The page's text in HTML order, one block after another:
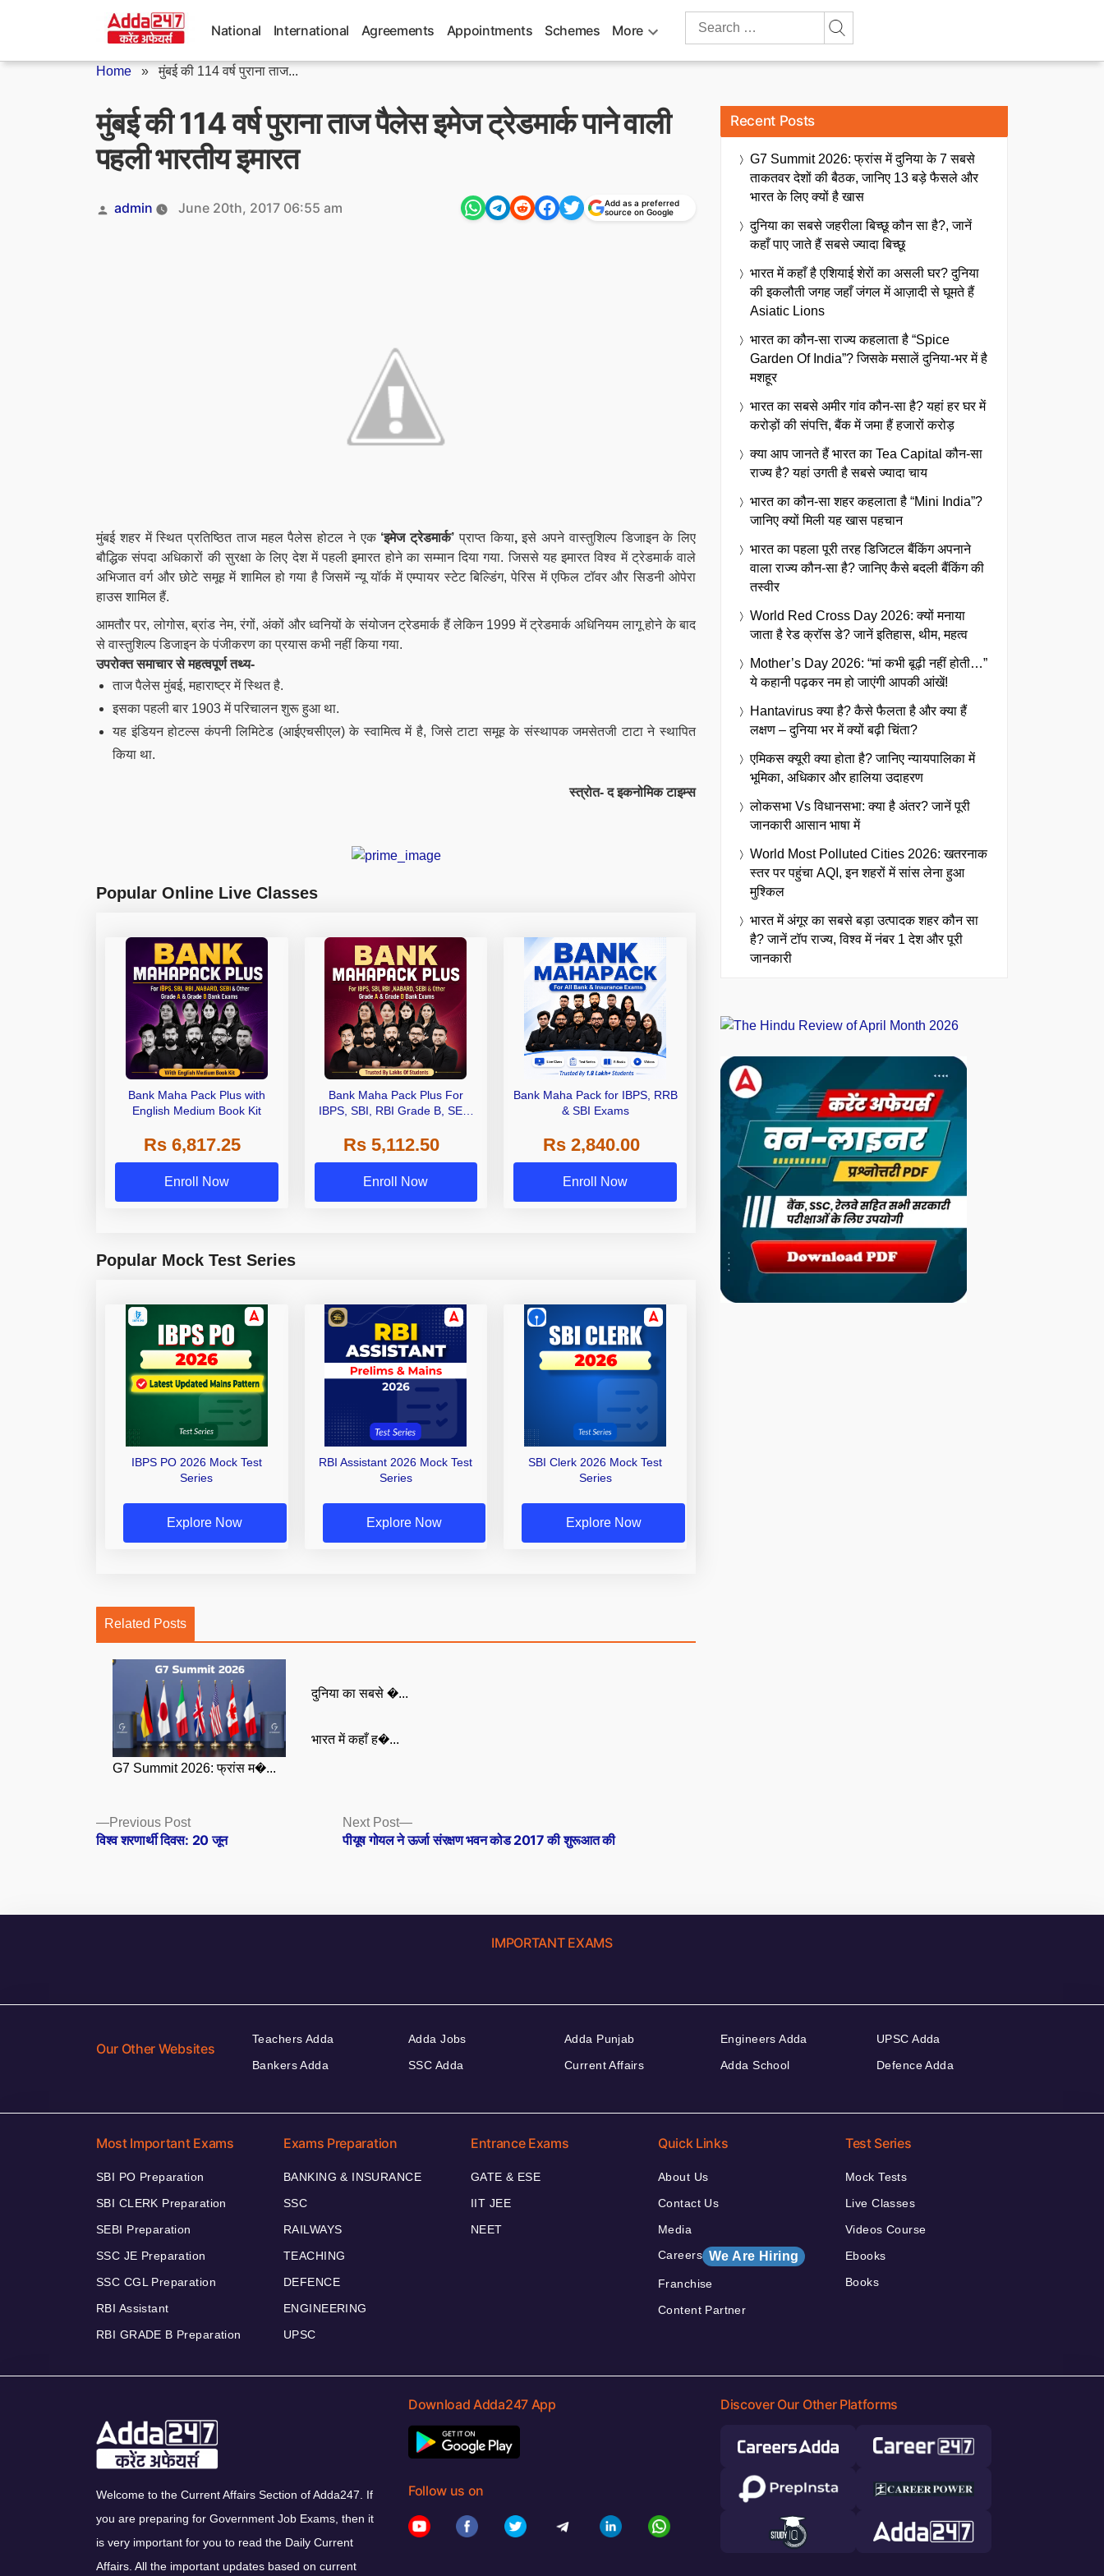
National International Agreements Appointments Schemes More
Search
Home »मुंबई की 114 वर्ष पुराना ताज...
मुंबई की 114 वर्ष पुराना ताज पैलेस इमेज ट्रेडमार्क पाने वाली
पहली भारतीय इमारत
Posted
admin June 20th, 2017 06:55 am
Add as a preferred
source on Google
मुंबई शहर में स्थित प्रतिष्ठित ताज महल पैलेस होटल ने एक ‘इमेज ट्रेडमार्क’प्राप्त किया,इसे अपने वास्तुशिल्प डिजाइन के लिए
बौद्धिक संपदा अधिकारों की सुरक्षा के लिए देश में पहली इमारत होने का सम्मान दिया गया. जिससे यह इमारत विश्व में ट्रेडमार्क वाले
अभिजात वर्ग और छोटे समूह में शामिल हो गया है जिसमें न्यू यॉर्क में एम्पायर स्टेट बिल्डिंग, पेरिस में एफिल टॉवर और सिडनी ओपेरा
हाउस शामिल हैं.
आमतौर पर, लोगोस, ब्रांड नेम, रंगों, अंकों और ध्वनियों के संयोजन ट्रेडमार्क हैं लेकिन 1999 में ट्रेडमार्क अधिनियम लागू होने के बाद
से वास्तुशिल्प डिजाइन के पंजीकरण का प्रयास कभी नहीं किया गया.
उपरोक्त समाचार से महत्वपूर्ण तथ्य-
ताज पैलेस मुंबई, महाराष्ट्र में स्थित है.
इसका पहली बार 1903 में परिचालन शुरू हुआ था.
यह इंडियन होटल्स कंपनी लिमिटेड (आईएचसीएल) के स्वामित्व में है, जिसे टाटा समूह के संस्थापक जमसेतजी टाटा ने स्थापित
किया था.
स्त्रोत- द इकनोमिक टाइम्स
Popular Online Live Classes
Bank Maha Pack Plus with
English Medium Book Kit
Rs 6,817.25
Enroll Now
Bank Maha Pack Plus For
IBPS, SBI, RBI Grade B, SEBI
Other Grade A & Grade B Bank
Exams
Rs 5,112.50
Enroll Now
Bank Maha Pack for IBPS, RRB
& SBI Exams
Rs 2,840.00
Enroll Now
Popular Mock Test Series
IBPS PO 2026 Mock Test
Series
Explore Now
RBI Assistant 2026 Mock Test
Series
Explore Now
SBI Clerk 2026 Mock Test
Series
Explore Now
Related Posts
G7 Summit 2026: फ्रांस म�...
दुनिया का सबसे �...
भारत में कहाँ ह�...
Posts
navigation
Previous PostPrevious
post:
विश्व शरणार्थी दिवस: 20 जून
Next Post
Next
post:
पीयूष गोयल ने ऊर्जा संरक्षण भवन कोड 2017 की शुरूआत की
Recent Posts
G7 Summit 2026: फ्रांस में दुनिया के 7 सबसे
ताकतवर देशों की बैठक, जानिए 13 बड़े फैसले और
भारत के लिए क्यों है खास
दुनिया का सबसे जहरीला बिच्छू कौन सा है?, जानें
कहाँ पाए जाते हैं सबसे ज्यादा बिच्छू
भारत में कहाँ है एशियाई शेरों का असली घर? दुनिया
की इकलौती जगह जहाँ जंगल में आज़ादी से घूमते हैं
Asiatic Lions
भारत का कौन-सा राज्य कहलाता है “Spice
Garden Of India”? जिसके मसालें दुनिया-भर में है
मशहूर
भारत का सबसे अमीर गांव कौन-सा है? यहां हर घर में
करोड़ों की संपत्ति, बैंक में जमा हैं हजारों करोड़
क्या आप जानते हैं भारत का Tea Capital कौन-सा
राज्य है? यहां उगती है सबसे ज्यादा चाय
भारत का कौन-सा शहर कहलाता है “Mini India”?
जानिए क्यों मिली यह खास पहचान
भारत का पहला पूरी तरह डिजिटल बैंकिंग अपनाने
वाला राज्य कौन-सा है? जानिए कैसे बदली बैंकिंग की
तस्वीर
World Red Cross Day 2026: क्यों मनाया
जाता है रेड क्रॉस डे? जानें इतिहास, थीम, महत्व
Mother’s Day 2026: “मां कभी बूढ़ी नहीं होती…”
ये कहानी पढ़कर नम हो जाएंगी आपकी आंखें!
Hantavirus क्या है? कैसे फैलता है और क्या हैं
लक्षण – दुनिया भर में क्यों बढ़ी चिंता?
एमिकस क्यूरी क्या होता है? जानिए न्यायपालिका में
भूमिका, अधिकार और हालिया उदाहरण
लोकसभा Vs विधानसभा: क्या है अंतर? जानें पूरी
जानकारी आसान भाषा में
World Most Polluted Cities 2026: खतरनाक
स्तर पर पहुंचा AQI, इन शहरों में सांस लेना हुआ
मुश्किल
भारत में अंगूर का सबसे बड़ा उत्पादक शहर कौन सा
है? जानें टॉप राज्य, विश्व में नंबर 1 देश और पूरी
जानकारी
IMPORTANT EXAMS
Our Other Websites
Teachers Adda
Bankers Adda
Adda Jobs
SSC Adda
Adda Punjab
Current Affairs
Engineers Adda
Adda School
UPSC Adda
Defence Adda
Most Important Exams
SBI PO Preparation
SBI CLERK Preparation
SEBI Preparation
SSC JE Preparation
SSC CGL Preparation
RBI Assistant
RBI GRADE B Preparation
Exams Preparation
BANKING & INSURANCE
SSC
RAILWAYS
TEACHING
DEFENCE
ENGINEERING
UPSC
Entrance Exams
GATE & ESE
IIT JEE
NEET
Quick Links
About Us
Contact Us
Media
Careers We Are Hiring
Franchise
Content Partner
Test Series
Mock Tests
Live Classes
Videos Course
Ebooks
Books
Welcome to the Current Affairs Section of Adda247. If
you are preparing for Government Job Exams, then it
is very important for you to read the Daily Current
Affairs. All the important updates based on current
Download Adda247 App
Follow us on
Discover Our Other Platforms